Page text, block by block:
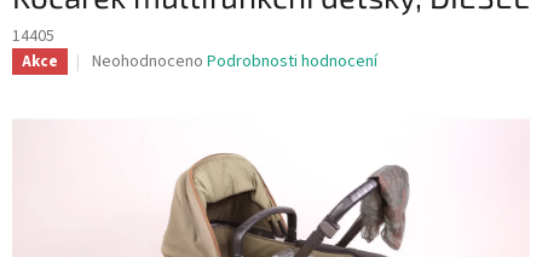
14405
Akce
Průměrné
hvězdiček.
Neohodnoceno Podrobnosti hodnocení